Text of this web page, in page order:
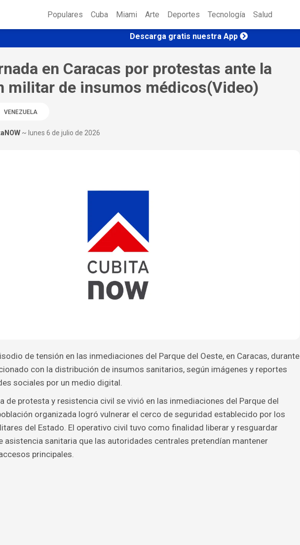
Populares Cuba Miami Arte Deportes Tecnología Salud
Descarga gratis nuestra App
en Caracas por protestas ante la
militar de insumos médicos(Video)
VENEZUELA
~ lunes 6 de julio de 2026
de tensión en las inmediaciones del Parque del Oeste, en Caracas, durante
con la distribución de insumos sanitarios, según imágenes y reportes
sociales por un medio digital.
de protesta y resistencia civil se vivió en las inmediaciones del Parque del
organizada logró vulnerar el cerco de seguridad establecido por los
del Estado. El operativo civil tuvo como finalidad liberar y resguardar
asistencia sanitaria que las autoridades centrales pretendían mantener
principales.